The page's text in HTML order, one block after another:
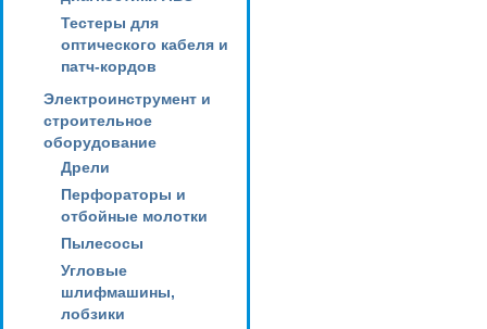
Тестеры для
оптического кабеля и
патч-кордов
Электроинструмент и
строительное
оборудование
Дрели
Перфораторы и
отбойные молотки
Пылесосы
Угловые
шлифмашины,
лобзики